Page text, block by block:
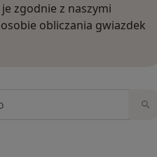
zgodnie z naszymi
obliczania gwiazdek